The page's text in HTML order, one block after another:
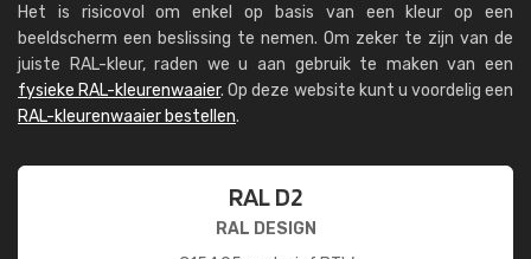
Het is risicovol om enkel op basis van een kleur op een
beeldscherm een beslissing te nemen. Om zeker te zijn van de
juiste RAL-kleur, raden we u aan gebruik te maken van een
fysieke RAL-kleurenwaaier. Op deze website kunt u voordelig een
RAL-kleurenwaaier bestellen.
RAL D2
RAL DESIGN